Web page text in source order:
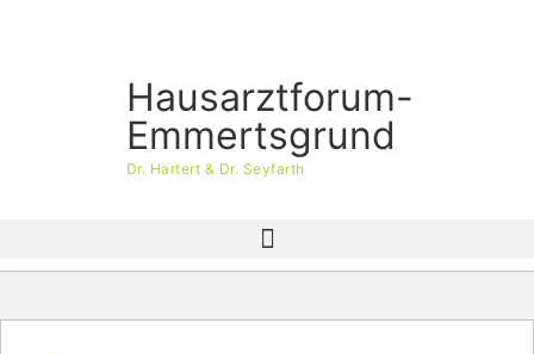
Hausarztforum-
Emmertsgrund
Dr. Hartert & Dr. Seyfarth